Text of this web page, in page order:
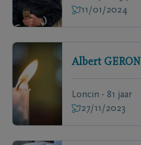
11/01/2024
Albert GERON
Loncin - 81 jaar
27/11/2023